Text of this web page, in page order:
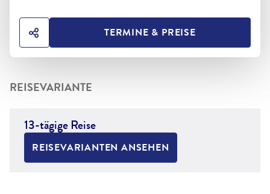
HOTEL TEILENTERMINE & PREISE
REISEVARIANTE
13-tägige Reise
REISEVARIANTEN ANSEHEN